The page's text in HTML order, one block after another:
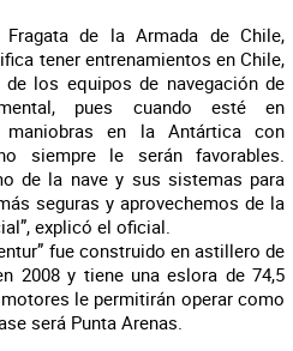
de la Armada de Chile,
tener entrenamientos en Chile,
los equipos de navegación de
pues cuando esté en
maniobras en la Antártica con
siempre le serán favorables.
de la nave y sus sistemas para
seguras y aprovechemos de la
explicó el oficial.
fue construido en astillero de
2008 y tiene una eslora de 74,5
le permitirán operar como
será Punta Arenas.